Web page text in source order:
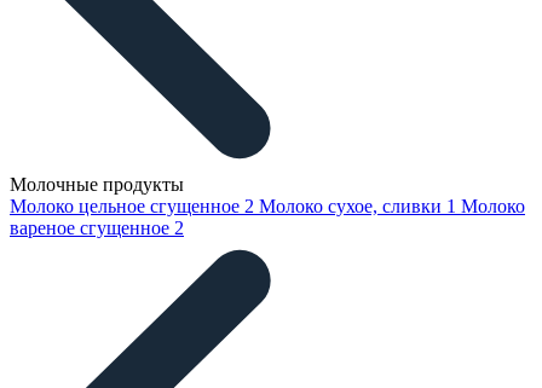
Молочные продукты
Молоко цельное сгущенное 2 Молоко сухое, сливки 1 Молоко
вареное сгущенное 2